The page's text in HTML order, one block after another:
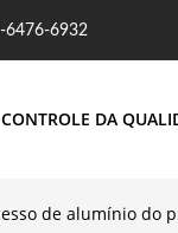
6476-6932
CONTROLE DA
de alumínio do